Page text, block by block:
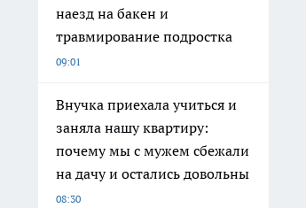
наезд на бакен и
травмирование подростка
09:01
Внучка приехала учиться и
заняла нашу квартиру:
почему мы с мужем сбежали
на дачу и остались довольны
08:30